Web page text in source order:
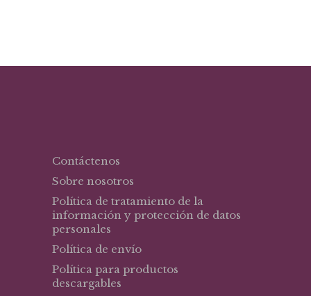
Contáctenos
Sobre nosotros
Política de tratamiento de la
información y protección de datos
personales
Política de envío
Política para productos
descargables